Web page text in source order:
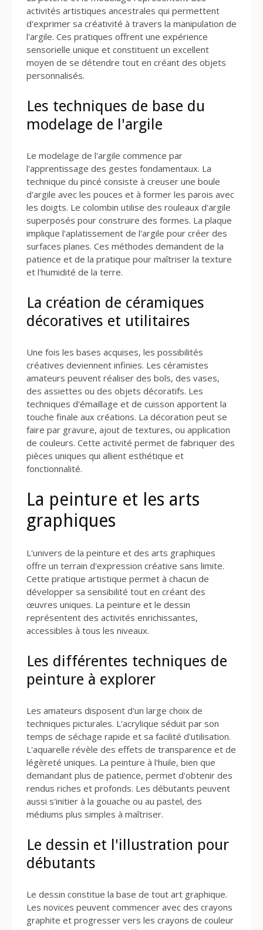
activités artistiques ancestrales qui permettent
d'exprimer sa créativité à travers la manipulation de
l'argile. Ces pratiques offrent une expérience
sensorielle unique et constituent un excellent
moyen de se détendre tout en créant des objets
personnalisés.
Les techniques de base du
modelage de l'argile
Le modelage de l'argile commence par
l'apprentissage des gestes fondamentaux. La
technique du pincé consiste à creuser une boule
d'argile avec les pouces et à former les parois avec
les doigts. Le colombin utilise des rouleaux d'argile
superposés pour construire des formes. La plaque
implique l'aplatissement de l'argile pour créer des
surfaces planes. Ces méthodes demandent de la
patience et de la pratique pour maîtriser la texture
et l'humidité de la terre.
La création de céramiques
décoratives et utilitaires
Une fois les bases acquises, les possibilités
créatives deviennent infinies. Les céramistes
amateurs peuvent réaliser des bols, des vases,
des assiettes ou des objets décoratifs. Les
techniques d'émaillage et de cuisson apportent la
touche finale aux créations. La décoration peut se
faire par gravure, ajout de textures, ou application
de couleurs. Cette activité permet de fabriquer des
pièces uniques qui allient esthétique et
fonctionnalité.
La peinture et les arts
graphiques
L'univers de la peinture et des arts graphiques
offre un terrain d'expression créative sans limite.
Cette pratique artistique permet à chacun de
développer sa sensibilité tout en créant des
œuvres uniques. La peinture et le dessin
représentent des activités enrichissantes,
accessibles à tous les niveaux.
Les différentes techniques de
peinture à explorer
Les amateurs disposent d'un large choix de
techniques picturales. L'acrylique séduit par son
temps de séchage rapide et sa facilité d'utilisation.
L'aquarelle révèle des effets de transparence et de
légèreté uniques. La peinture à l'huile, bien que
demandant plus de patience, permet d'obtenir des
rendus riches et profonds. Les débutants peuvent
aussi s'initier à la gouache ou au pastel, des
médiums plus simples à maîtriser.
Le dessin et l'illustration pour
débutants
Le dessin constitue la base de tout art graphique.
Les novices peuvent commencer avec des crayons
graphite et progresser vers les crayons de couleur